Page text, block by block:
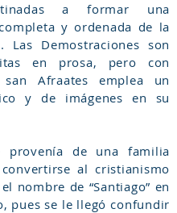
a formar una
y ordenada de la
Las Demostraciones son
en prosa, pero con
san Afraates emplea un
y de imágenes en su
provenía de una familia
al cristianismo
nombre de “Santiago” en
pues se le llegó confundir